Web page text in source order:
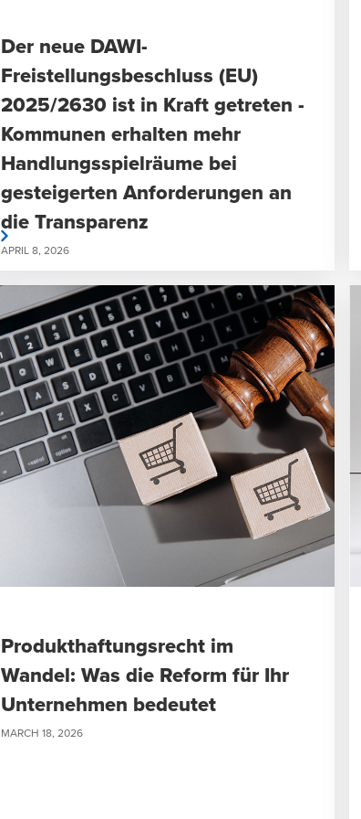
Der neue DAWI-
Freistellungsbeschluss (EU)
2025/2630 ist in Kraft getreten -
Kommunen erhalten mehr
Handlungsspielräume bei
gesteigerten Anforderungen an
die Transparenz
APRIL 8, 2026
Produkthaftungsrecht im
Wandel: Was die Reform für Ihr
Unternehmen bedeutet
MARCH 18, 2026